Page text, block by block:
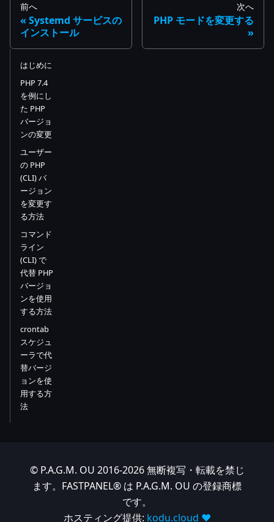
前へ
Systemd サービスの
インストール
次へ
PHP モードを変更する
はじめに
PHP 7.4
を例にし
た PHP
バージョ
ンの変更
ユーザー
の PHP
(CLI) バ
ージョン
を変更す
る方法
コマンド
ライン
(CLI) で
代替 PHP
バージョ
ンを使用
する方法
crontab
スケジュ
ーラで代
替バージ
ョンを使
用する方
法
© P.A.G.M. OU 2016-2026 無断複写・転載を禁じ
ます。FASTPANEL® は P.A.G.M. OU の登録商標
です。
ホスティング提供: kodu.cloud ❤️